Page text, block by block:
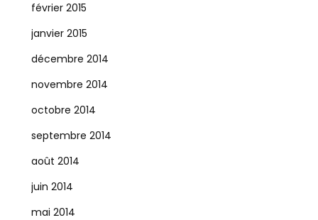
février 2015
janvier 2015
décembre 2014
novembre 2014
octobre 2014
septembre 2014
août 2014
juin 2014
mai 2014